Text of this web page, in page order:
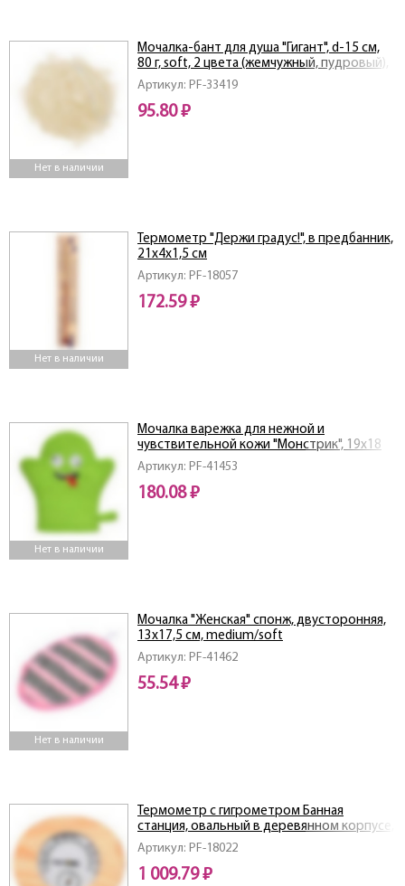
Нет в наличии
Артикул: PF-33419
Мочалка-бант для душа "Гигант", d-15 см,
80 г, soft, 2 цвета (жемчужный, пудровый),
для бани и саун
95.80 ₽
Нет в наличии
Артикул: PF-18057
Термометр "Держи градус!", в предбанник,
21x4x1,5 см
172.59 ₽
Нет в наличии
Артикул: PF-41453
Мочалка варежка для нежной и
чувствительной кожи "Монстрик", 19х18
см, soft
180.08 ₽
Нет в наличии
Артикул: PF-41462
Мочалка "Женская" спонж, двусторонняя,
13х17,5 см, medium/soft
55.54 ₽
Артикул: PF-18022
Термометр с гигрометром Банная
станция, овальный в деревянном корпусе,
16х14х3 см
1 009.79 ₽